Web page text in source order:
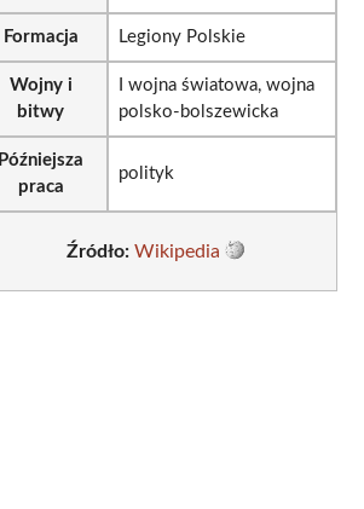
Formacja Legiony Polskie
Wojny i
bitwy
I wojna światowa, wojna
polsko-bolszewicka
Późniejsza
praca
polityk
Źródło: Wikipedia